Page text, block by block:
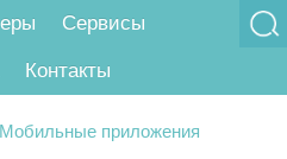
Сервисы
Контакты
Мобильные приложения